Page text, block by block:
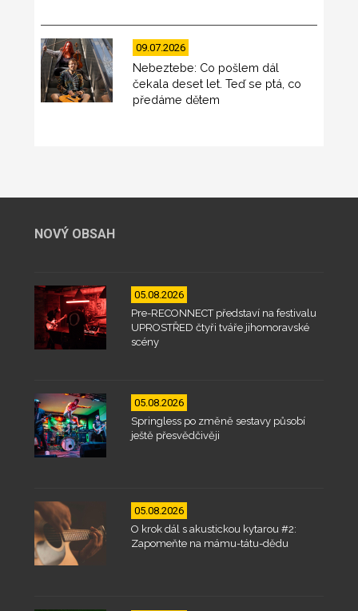
09.07.2026
Nebeztebe: Co pošlem dál
čekala deset let. Teď se ptá, co
předáme dětem
NOVÝ OBSAH
05.08.2026
Pre-RECONNECT představí na festivalu
UPROSTŘED čtyři tváře jihomoravské
scény
05.08.2026
Springless po změně sestavy působí
ještě přesvědčivěji
05.08.2026
O krok dál s akustickou kytarou #2:
Zapomeňte na mámu-tátu-dědu